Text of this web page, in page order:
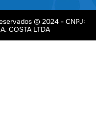
© 2024 - CNPJ:
COSTA LTDA